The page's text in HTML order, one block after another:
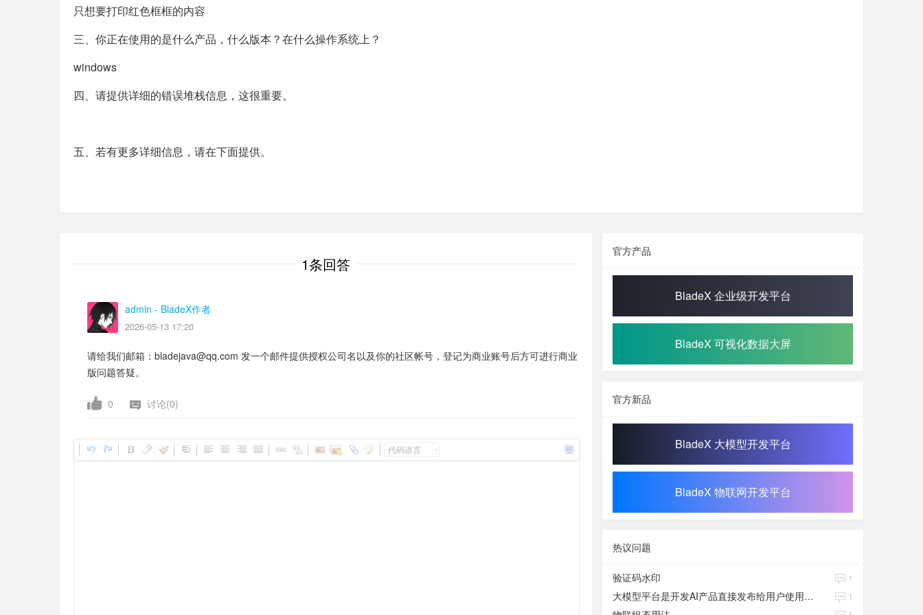
只想要打印红色框框的内容
三、你正在使用的是什么产品，什么版本？在什么操作系统上？
windows
四、请提供详细的错误堆栈信息，这很重要。
五、若有更多详细信息，请在下面提供。
1条回答
admin - BladeX作者
2026-05-13 17:20
请给我们邮箱：bladejava@qq.com 发一个邮件提供授权公司名以及你的社区帐号，登记为商业账号后方可进行商业
版问题答疑。
0 讨论(0)
代码语言
官方产品
BladeX 企业级开发平台
BladeX 可视化数据大屏
官方新品
BladeX 大模型开发平台
BladeX 物联网开发平台
热议问题
验证码水印 1
大模型平台是开发AI产品直接发布给用户使用的吗？ 1